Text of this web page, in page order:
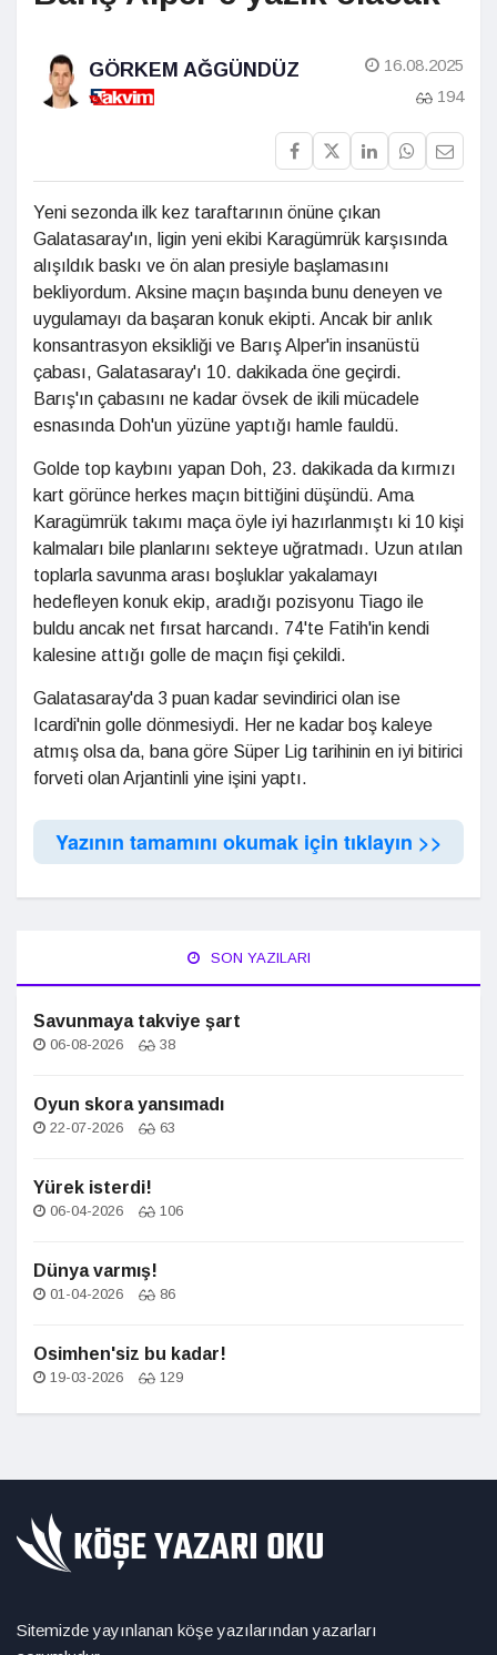
GÖRKEM AĞGÜNDÜZ
16.08.2025
194
Yeni sezonda ilk kez taraftarının önüne çıkan
Galatasaray'ın, ligin yeni ekibi Karagümrük karşısında
alışıldık baskı ve ön alan presiyle başlamasını
bekliyordum. Aksine maçın başında bunu deneyen ve
uygulamayı da başaran konuk ekipti. Ancak bir anlık
konsantrasyon eksikliği ve Barış Alper'in insanüstü
çabası, Galatasaray'ı 10. dakikada öne geçirdi.
Barış'ın çabasını ne kadar övsek de ikili mücadele
esnasında Doh'un yüzüne yaptığı hamle fauldü.
Golde top kaybını yapan Doh, 23. dakikada da kırmızı
kart görünce herkes maçın bittiğini düşündü. Ama
Karagümrük takımı maça öyle iyi hazırlanmıştı ki 10 kişi
kalmaları bile planlarını sekteye uğratmadı. Uzun atılan
toplarla savunma arası boşluklar yakalamayı
hedefleyen konuk ekip, aradığı pozisyonu Tiago ile
buldu ancak net fırsat harcandı. 74'te Fatih'in kendi
kalesine attığı golle de maçın fişi çekildi.
Galatasaray'da 3 puan kadar sevindirici olan ise
Icardi'nin golle dönmesiydi. Her ne kadar boş kaleye
atmış olsa da, bana göre Süper Lig tarihinin en iyi bitirici
forveti olan Arjantinli yine işini yaptı.
Yazının tamamını okumak için tıklayın >>
SON YAZILARI
Savunmaya takviye şart
06-08-2026 38
Oyun skora yansımadı
22-07-2026 63
Yürek isterdi!
06-04-2026 106
Dünya varmış!
01-04-2026 86
Osimhen'siz bu kadar!
19-03-2026 129
Sitemizde yayınlanan köşe yazılarından yazarları